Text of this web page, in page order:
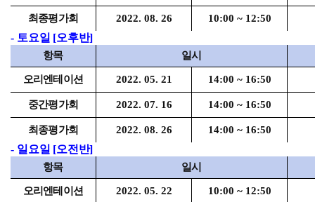
최종평가회 2022. 08. 26 10:00 ~ 12:50
- 토요일 [오후반]
항목 일시
오리엔테이션 2022. 05. 21 14:00 ~ 16:50
중간평가회 2022. 07. 16 14:00 ~ 16:50
최종평가회 2022. 08. 26 14:00 ~ 16:50
- 일요일 [오전반]
항목 일시
오리엔테이션 2022. 05. 22 10:00 ~ 12:50